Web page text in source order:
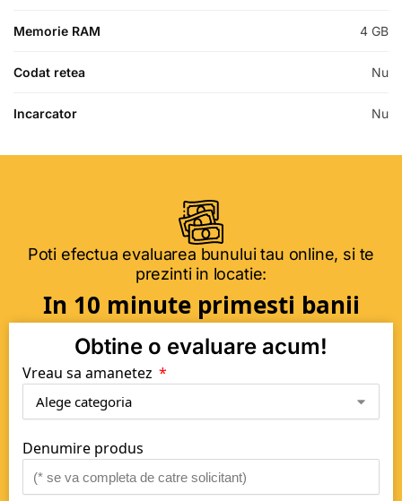
Memorie RAM 4 GB
Codat retea Nu
Incarcator Nu
Poti efectua evaluarea bunului tau online, si te
prezinti in locatie:
In 10 minute primesti banii
Obtine o evaluare acum!
Vreau sa amanetez
Denumire produs